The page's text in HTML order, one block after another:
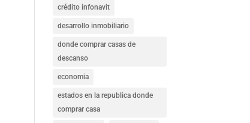
crédito infonavit
desarrollo inmobiliario
donde comprar casas de
descanso
economia
estados en la republica donde
comprar casa